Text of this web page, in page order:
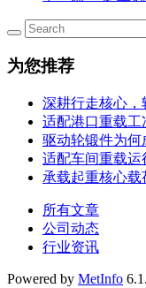
为您推荐
深耕行走核心
适配港口重载工
驱动轮锻件为何
适配车间重载
承载起重核心
所有文章
公司动态
行业资讯
Powered by MetInfo